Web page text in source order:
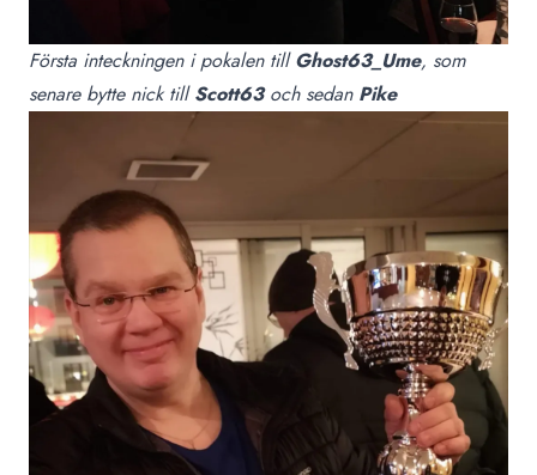
Första inteckningen i pokalen tillGhost63_Ume, som
senare bytte nick tillScott63och sedan Pike